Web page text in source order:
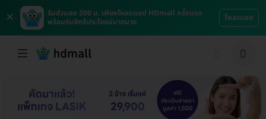
×
รับส่วนลด 200 บ. เพียงโหลดแอป HDmall ครั้งแรก
พร้อมรับสิทธิประโยชน์มากมาย
โหลดเลย